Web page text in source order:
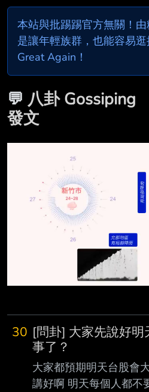
本站與批踢踢官方無關！
是讓年輕族群，也能容易
Great Again！
💬 八卦 Gossiping
發文
30 [問卦] 大家先說好
事了？
大家都預期明天台股會
講好啊 明天每個人都不